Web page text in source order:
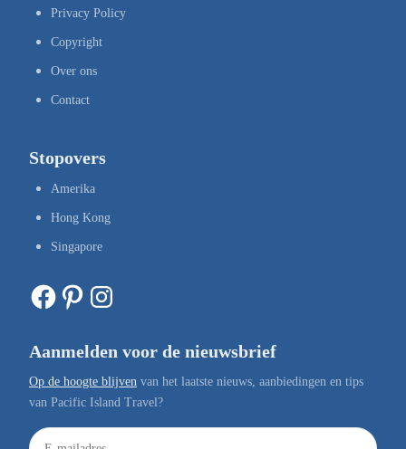
Privacy Policy
Copyright
Over ons
Contact
Stopovers
Amerika
Hong Kong
Singapore
Facebook Pinterest Instagram
Aanmelden voor de nieuwsbrief
Op de hoogte blijven van het laatste nieuws, aanbiedingen en tips
van Pacific Island Travel?
E